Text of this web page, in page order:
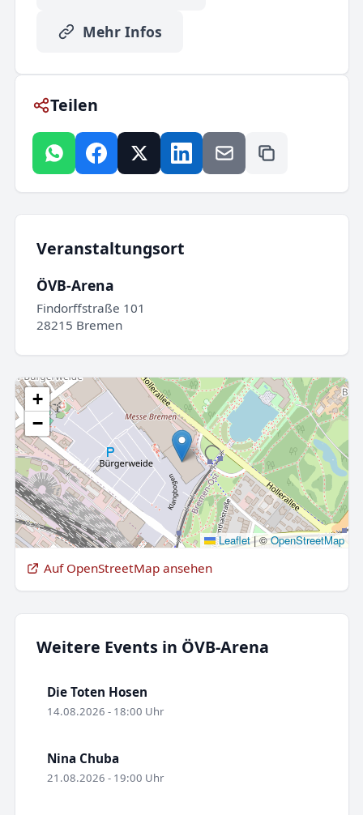
Mehr Infos
Teilen
Veranstaltungsort
ÖVB-Arena
Findorffstraße 101
28215 Bremen
+
−
Leaflet |©OpenStreetMap
Auf OpenStreetMap ansehen
Weitere Events in ÖVB-Arena
Die Toten Hosen
14.08.2026 - 18:00 Uhr
Nina Chuba
21.08.2026 - 19:00 Uhr